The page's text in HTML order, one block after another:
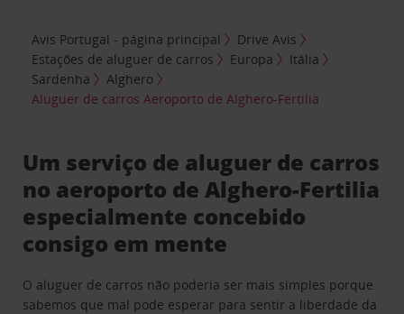
Avis Portugal - página principal
Drive Avis
Estações de aluguer de carros
Europa
Itália
Sardenha
Alghero
Aluguer de carros Aeroporto de Alghero-Fertilia
Um serviço de aluguer de carros
no aeroporto de Alghero-Fertilia
especialmente concebido
consigo em mente
O aluguer de carros não poderia ser mais simples porque
sabemos que mal pode esperar para sentir a liberdade da